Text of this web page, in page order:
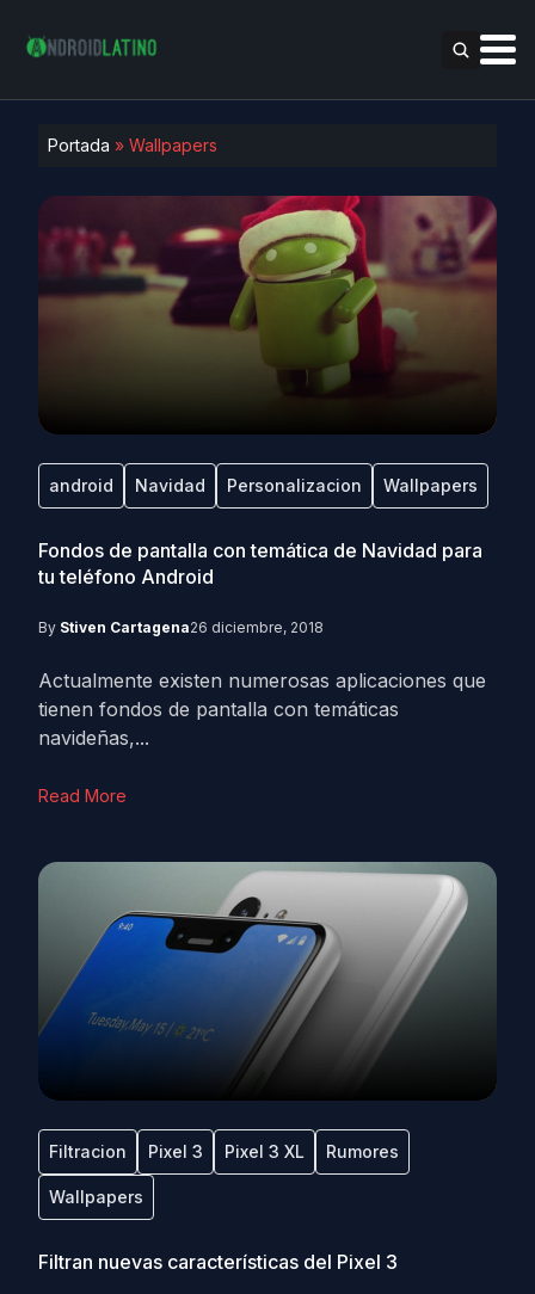
Portada » Wallpapers
android Navidad Personalizacion Wallpapers
Fondos de pantalla con temática de Navidad para
tu teléfono Android
By Stiven Cartagena26 diciembre, 2018
Actualmente existen numerosas aplicaciones que
tienen fondos de pantalla con temáticas
navideñas,...
Read More
Filtracion Pixel 3 Pixel 3 XL Rumores
Wallpapers
Filtran nuevas características del Pixel 3